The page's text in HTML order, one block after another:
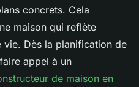
concrets. Cela
maison qui reflète
Dès la planification de
appel à un
de maison en